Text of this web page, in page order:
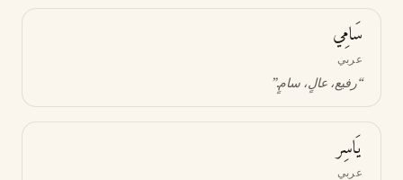
سَامِي
عربي
“رفيع، عالٍ، سامٍ.”
يَاسِر
عربي